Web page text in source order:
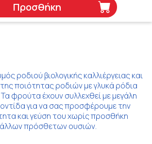
Προσθήκη
ροδιού βιολογικής καλλιέργειας και
ποιότητας ροδιών με γλυκά ρόδια
φρούτα έχουν συλλεχθεί µε µεγάλη
για να σας προσφέρουµε την
και γεύση του χωρίς προσθήκη
πρόσθετων ουσιών.